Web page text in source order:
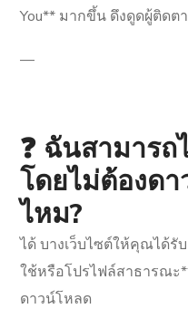
You** มากขึ้น ดึงดูดผู้ติดต
—
❓ ฉันสามาร
โดยไม่ต้องด
ไหม?
ได้ บางเว็บไซต์ให้คุณได้รั
ใช้หรือโปรไฟล์สาธารณะ
ดาวน์โหลด